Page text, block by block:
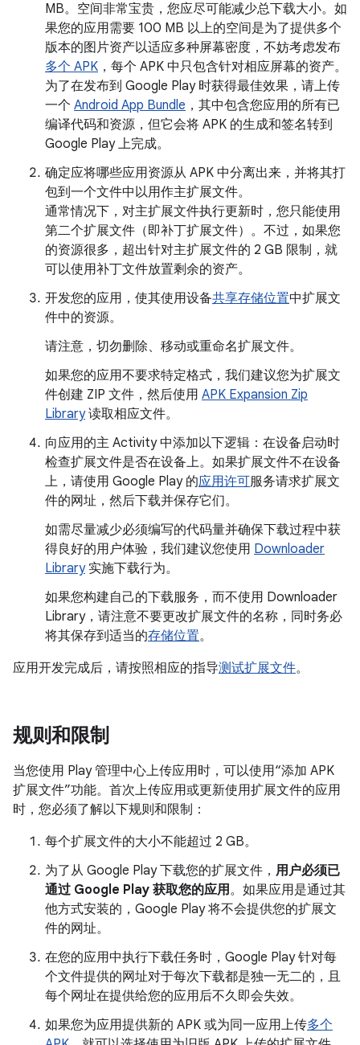
MB。空间非常宝贵，您应尽可能减少总下载大小。如
果您的应用需要 100 MB 以上的空间是为了提供多个
版本的图片资产以适应多种屏幕密度，不妨考虑发布
多个 APK ，每个 APK 中只包含针对相应屏幕的资产。
为了在发布到 Google Play 时获得最佳效果，请上传
一个 Android App Bundle ，其中包含您应用的所有已
编译代码和资源，但它会将 APK 的生成和签名转到
Google Play 上完成。
确定应将哪些应用资源从 APK 中分离出来，并将其打
包到一个文件中以用作主扩展文件。
通常情况下，对主扩展文件执行更新时，您只能使用
第二个扩展文件（即补丁扩展文件）。不过，如果您
的资源很多，超出针对主扩展文件的 2 GB 限制，就
可以使用补丁文件放置剩余的资产。
开发您的应用，使其使用设备共享存储位置中扩展文
件中的资源。
请注意，切勿删除、移动或重命名扩展文件。
如果您的应用不要求特定格式，我们建议您为扩展文
件创建 ZIP 文件，然后使用 APK Expansion Zip
Library读取相应文件。
向应用的主 Activity 中添加以下逻辑：在设备启动时
检查扩展文件是否在设备上。如果扩展文件不在设备
上，请使用 Google Play 的应用许可服务请求扩展文
件的网址，然后下载并保存它们。
如需尽量减少必须编写的代码量并确保下载过程中获
得良好的用户体验，我们建议您使用 Downloader
Library实施下载行为。
如果您构建自己的下载服务，而不使用 Downloader
Library，请注意不要更改扩展文件的名称，同时务必
将其保存到适当的存储位置。
应用开发完成后，请按照相应的指导测试扩展文件。
规则和限制
当您使用 Play 管理中心上传应用时，可以使用“添加 APK
扩展文件”功能。首次上传应用或更新使用扩展文件的应用
时，您必须了解以下规则和限制：
每个扩展文件的大小不能超过 2 GB。
为了从 Google Play 下载您的扩展文件， 用户必须已
通过 Google Play 获取您的应用。如果应用是通过其
他方式安装的，Google Play 将不会提供您的扩展文
件的网址。
在您的应用中执行下载任务时，Google Play 针对每
个文件提供的网址对于每次下载都是独一无二的，且
每个网址在提供给您的应用后不久即会失效。
如果您为应用提供新的 APK 或为同一应用上传多个